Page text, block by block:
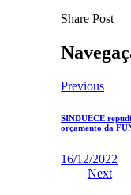
Share Post
Previous
SINDUECE
orçamento da
16/12/2022
Next